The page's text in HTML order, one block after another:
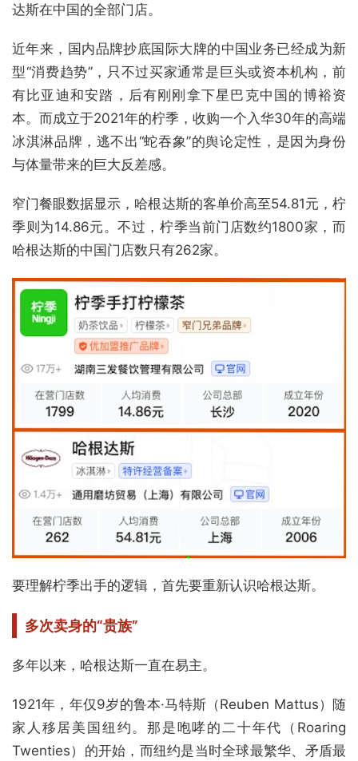
达斯在中国的全部门店。
近年来，国内品牌抄底国际大牌的中国业务已经成为新
型“消费趋势”，只不过买家通常是巨头或资本机构，前
有比亚迪和安踏，后有刚刚拿下星巴克中国的博裕资
本。而成立于2021年的柠季，收购一个入华30年的高端
冰淇淋品牌，逃不出“蛇吞象”的舆论定性，是因为身份
与体量带来的巨大反差感。
窄门餐眼数据显示，哈根达斯的客单价高至54.81元，柠
季则为14.86元。不过，柠季当前门店数约1800家，而
哈根达斯的中国门店数只有262家。
要理解柠季出手的逻辑，首先要重新认识哈根达斯。
多次卖身的“贵族”
多年以来，哈根达斯一直在易主。
1921年，年仅9岁的鲁本·马特斯（Reuben Mattus）随
家人移居美国纽约。那是咆哮的二十年代（Roaring
Twenties）的开始，而纽约是当时全球最繁华、矛盾最